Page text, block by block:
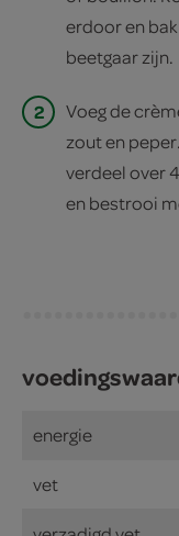
erdoor en
beetgaar zijn.
2
Voeg de
zout en
verdeel over
en bestrooi
energie
vet